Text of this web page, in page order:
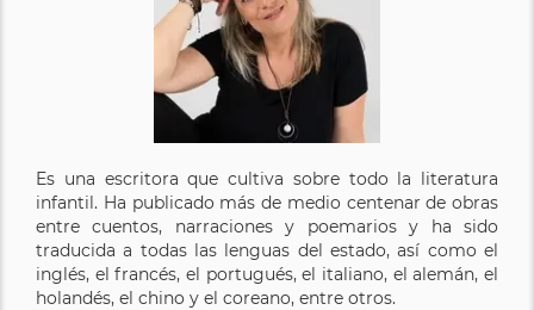
Es una escritora que cultiva sobre todo la literatura
infantil. Ha publicado más de medio centenar de obras
entre cuentos, narraciones y poemarios y ha sido
traducida a todas las lenguas del estado, así como el
inglés, el francés, el portugués, el italiano, el alemán, el
holandés, el chino y el coreano, entre otros.